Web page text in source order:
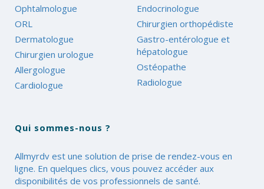
Ophtalmologue
ORL
Dermatologue
Chirurgien urologue
Allergologue
Cardiologue
Endocrinologue
Chirurgien orthopédiste
Gastro-entérologue et
hépatologue
Ostéopathe
Radiologue
Qui sommes-nous ?
Allmyrdv est une solution de prise de rendez-vous en
ligne. En quelques clics, vous pouvez accéder aux
disponibilités de vos professionnels de santé.